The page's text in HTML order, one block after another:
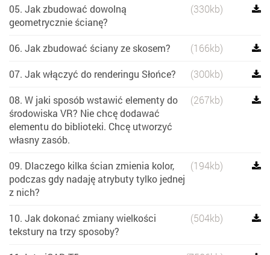
05. Jak zbudować dowolną
geometrycznie ścianę?
(330kb)
06. Jak zbudować ściany ze skosem? (166kb)
07. Jak włączyć do renderingu Słońce? (300kb)
08. W jaki sposób wstawić elementy do
środowiska VR? Nie chcę dodawać
elementu do biblioteki. Chcę utworzyć
własny zasób.
(267kb)
09. Dlaczego kilka ścian zmienia kolor,
podczas gdy nadaję atrybuty tylko jednej
z nich?
(194kb)
10. Jak dokonać zmiany wielkości
tekstury na trzy sposoby?
(504kb)